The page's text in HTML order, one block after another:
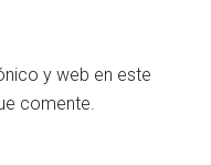
y web en este
comente.